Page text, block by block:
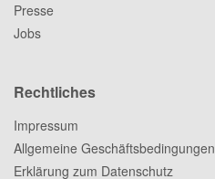
Presse
Jobs
Rechtliches
Impressum
Allgemeine Geschäftsbedingungen
Erklärung zum Datenschutz